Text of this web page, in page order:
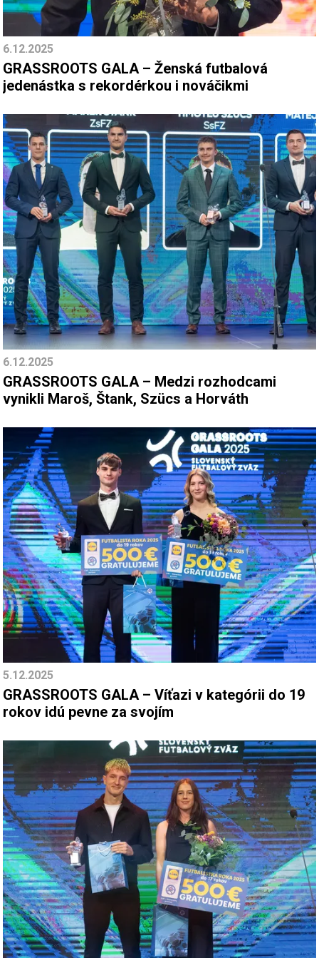
6.12.2025
GRASSROOTS GALA – Ženská futbalová
jedenástka s rekordérkou i nováčikmi
6.12.2025
GRASSROOTS GALA – Medzi rozhodcami
vynikli Maroš, Štank, Szücs a Horváth
5.12.2025
GRASSROOTS GALA – Víťazi v kategórii do 19
rokov idú pevne za svojím